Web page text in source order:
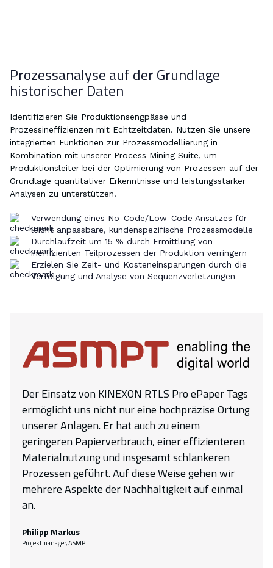
Prozessanalyse auf der Grundlage
historischer Daten
Identifizieren Sie Produktionsengpässe und
Prozessineffizienzen mit Echtzeitdaten. Nutzen Sie unsere
integrierten Funktionen zur Prozessmodellierung in
Kombination mit unserer Process Mining Suite, um
Produktionsleiter bei der Optimierung von Prozessen auf der
Grundlage quantitativer Erkenntnisse und leistungsstarker
Analysen zu unterstützen.
Verwendung eines No-Code/Low-Code Ansatzes für
leicht anpassbare, kundenspezifische Prozessmodelle
Durchlaufzeit um 15 % durch Ermittlung von
ineffizienten Teilprozessen der Produktion verringern
Erzielen Sie Zeit- und Kosteneinsparungen durch die
Verfolgung und Analyse von Sequenzverletzungen
Der Einsatz von KINEXON RTLS Pro ePaper Tags
ermöglicht uns nicht nur eine hochpräzise Ortung
unserer Anlagen. Er hat auch zu einem
geringeren Papierverbrauch, einer effizienteren
Materialnutzung und insgesamt schlankeren
Prozessen geführt. Auf diese Weise gehen wir
mehrere Aspekte der Nachhaltigkeit auf einmal
an.
Philipp Markus
Projektmanager, ASMPT